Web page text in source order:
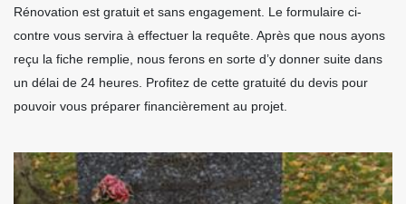
Rénovation est gratuit et sans engagement. Le formulaire ci-
contre vous servira à effectuer la requête. Après que nous ayons
reçu la fiche remplie, nous ferons en sorte d’y donner suite dans
un délai de 24 heures. Profitez de cette gratuité du devis pour
pouvoir vous préparer financièrement au projet.